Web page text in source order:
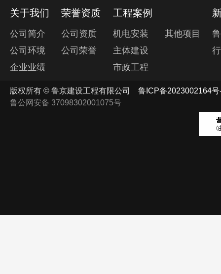
关于我们
公司简介
公司环境
企业业绩
荣誉资质
公司资质
公司荣誉
工程案例
机电安装
主体建设
市政工程
其他项目
版权所有 © 鲁京建设工程有限公司 鲁ICP备2023002164号
鲁公网安备 37098302001075号